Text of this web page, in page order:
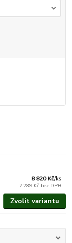
8 820 Kč/ks
7 289 Kč bez DPH
Zvolit variantu